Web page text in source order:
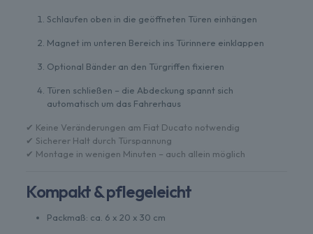
Schlaufen oben in die geöffneten Türen einhängen
Magnet im unteren Bereich ins Türinnere einklappen
Optional Bänder an den Türgriffen fixieren
Türen schließen – die Abdeckung spannt sich
automatisch um das Fahrerhaus
✔ Keine Veränderungen am Fiat Ducato notwendig
✔ Sicherer Halt durch Türspannung
✔ Montage in wenigen Minuten – auch allein möglich
Kompakt & pflegeleicht
Packmaß: ca. 6 x 20 x 30 cm